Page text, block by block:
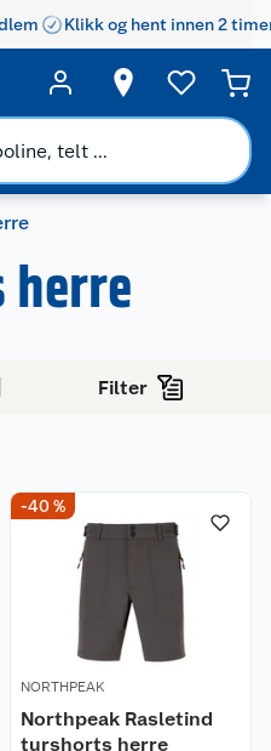
Klikk og hent innen 2
herre
Filter
-40 %
NORTHPEAK
Northpeak Rasletind
turshorts herre